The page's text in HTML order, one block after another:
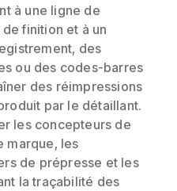
à une ligne de
finition et à un
des
ou des codes-barres
des réimpressions
par le détaillant.
les concepteurs de
marque, les
de prépresse et les
la traçabilité des